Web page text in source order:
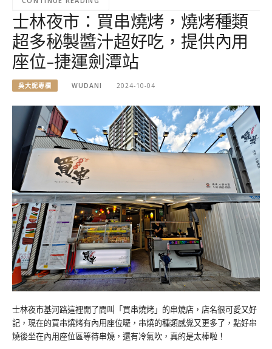
士林夜市：買串燒烤，燒烤種類
超多秘製醬汁超好吃，提供內用
座位-捷運劍潭站
吳大妮專欄 WUDANI 2024-10-04
士林夜市基河路這裡開了間叫「買串燒烤」的串燒店，店名很可愛又好
記，現在的買串燒烤有內用座位囉，串燒的種類感覺又更多了，點好串
燒後坐在內用座位區等待串燒，還有冷氣吹，真的是太棒啦！